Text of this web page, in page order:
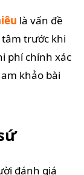
là vấn đề
trước khi
phí chính xác
khảo bài
đánh giá